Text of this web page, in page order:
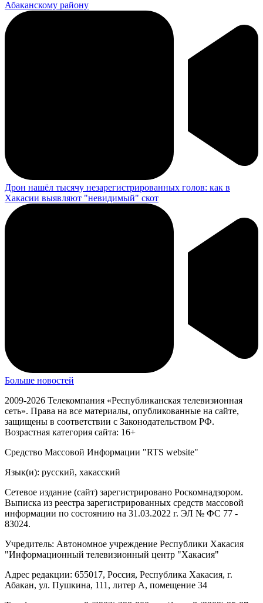
Абаканскому району
Дрон нашёл тысячу незарегистрированных голов: как в
Хакасии выявляют "невидимый" скот
Больше новостей
2009-2026 Телекомпания «Республиканская телевизионная
сеть». Права на все материалы, опубликованные на сайте,
защищены в соответствии с Законодательством РФ.
Возрастная категория сайта: 16+
Средство Массовой Информации "RTS website"
Язык(и): русский, хакасский
Сетевое издание (сайт) зарегистрировано Роскомнадзором.
Выписка из реестра зарегистрированных средств массовой
информации по состоянию на 31.03.2022 г. ЭЛ № ФС 77 -
83024.
Учредитель: Автономное учреждение Республики Хакасия
"Информационный телевизионный центр "Хакасия"
Адрес редакции: 655017, Россия, Республика Хакасия, г.
Абакан, ул. Пушкина, 111, литер А, помещение 34